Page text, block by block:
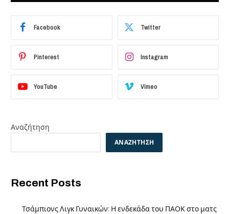
Facebook Twitter
Pinterest Instagram
YouTube Vimeo
Αναζήτηση
ΑΝΑΖΉΤΗΣΗ
Recent Posts
Τσάμπιονς Λιγκ Γυναικών: Η ενδεκάδα του ΠΑΟΚ στο ματς